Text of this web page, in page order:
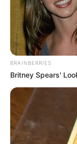
BRAINBERRIES
Britney Spears'